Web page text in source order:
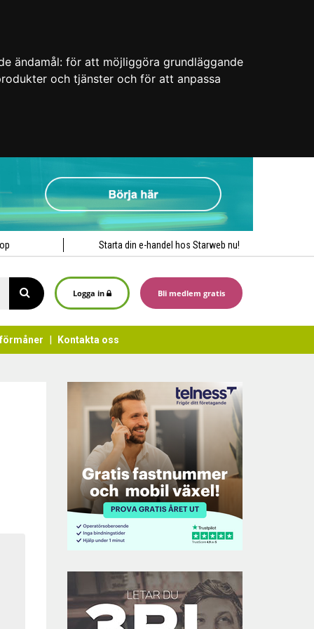
ändamål: för att möjliggöra grundläggande
och tjänster och för att anpassa
Starta din e-handel hos Starweb nu!
Logga in Bli medlem gratis
Kontakta oss